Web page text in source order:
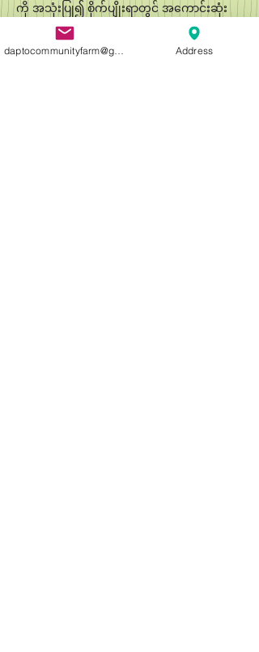
ကို အသုံးပြု၍ စိုက်ပျိုးရာတွင် အကောင်းဆုံး
အသုံးပြုသည်။
Address